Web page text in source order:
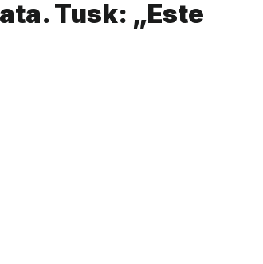
Tusk: „Este